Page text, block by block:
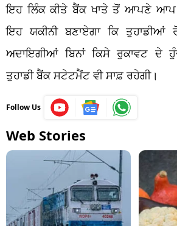
ਇਹ ਲਿੰਕ ਕੀਤੇ ਬੈਂਕ ਖਾਤੇ ਤੋਂ ਆਪਣੇ ਆਪ
ਇਹ ਯਕੀਨੀ ਬਣਾਏਗਾ ਕਿ ਤੁਹਾਡੀਆਂ
ਅਦਾਇਗੀਆਂ ਬਿਨਾਂ ਕਿਸੇ ਰੁਕਾਵਟ ਦੇ
ਤੁਹਾਡੀ ਬੈਂਕ ਸਟੇਟਮੈਂਟ ਵੀ ਸਾਫ਼ ਰਹੇਗੀ।
Follow Us
Web Stories